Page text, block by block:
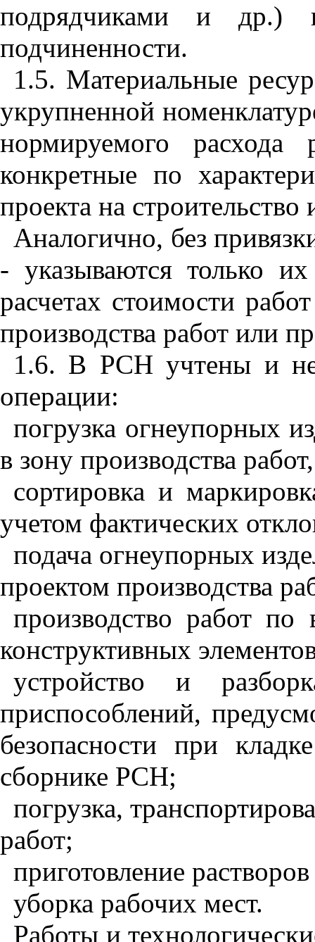
подрядчиками и др.)
подчиненности.
1.5. Материальные
укрупненной
нормируемого расхода
конкретные по
проекта на
Аналогично, без
- указываются только
расчетах стоимости
производства работ или
1.6. В РСН учтены и не
операции:
погрузка огнеупорных
в зону производства
сортировка и
учетом фактических
подача огнеупорных
проектом производства
производство работ
конструктивных
устройство и
приспособлений,
безопасности при
сборнике РСН;
погрузка,
работ;
приготовление
уборка рабочих мест.
Работы и